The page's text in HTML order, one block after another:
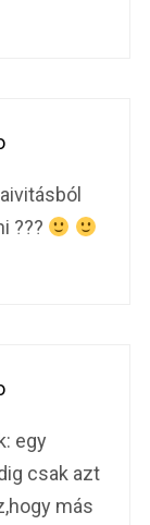
???
egy
csak azt
más